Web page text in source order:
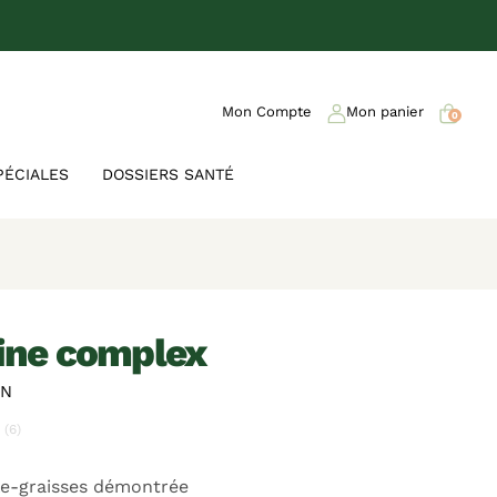
DOSSIERS SANTÉ
Mon Compte Mon panier 0
complex
(6)
graisses démontrée